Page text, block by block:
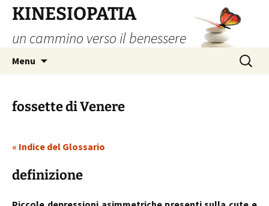
contenuto
KINESIOPATIA
un cammino verso il benessere
Menu
Ricerca
per:
fossette di Venere
« Indice del Glossario
definizione